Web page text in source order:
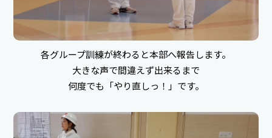
各グループ訓練が終わると本部へ報告します。
大きな声で間違えず出来るまで
何度でも「やり直しっ！」です。